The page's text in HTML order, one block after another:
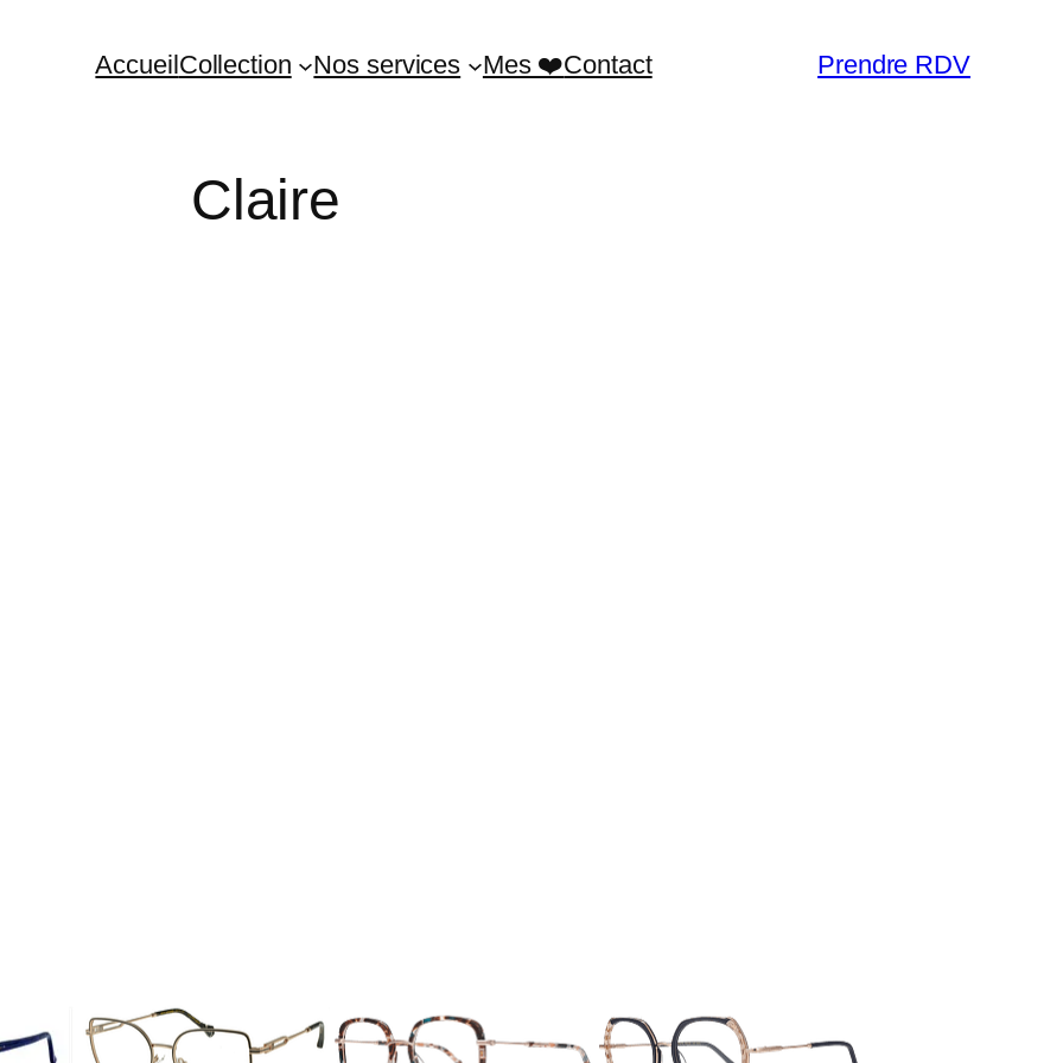
AccueilCollection Nos services Mes ❤️Contact Prendre RDV
Claire